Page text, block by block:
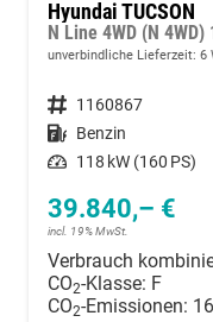
Hyundai TUCSON
unverbindliche Lieferzeit: 6
Fahrzeugnummer 1160867
Kraftstoff Benzin
Leistung 118 kW (160 PS)
39.840,– €
incl. 19% MwSt.
Verbrauch
CO2-Klasse: F
CO2-Emissionen: